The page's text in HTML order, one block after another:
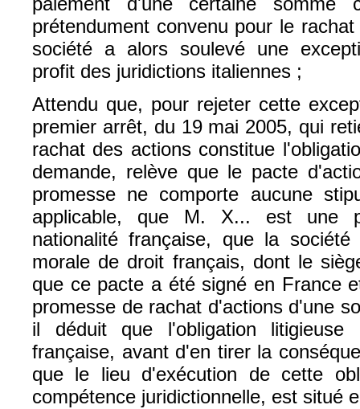
prétendument convenu pour le
société a alors soulevé une
profit des juridictions italiennes ;
Attendu que, pour rejeter cette
premier arrêt, du 19 mai 2005, qui
rachat des actions constitue
demande, relève que le pacte
promesse ne comporte aucune
applicable, que M. X... est une
nationalité française, que la
morale de droit français, dont le
que ce pacte a été signé en France
promesse de rachat d'actions d'une
il déduit que l'obligation
française, avant d'en tirer la
que le lieu d'exécution de cette
compétence juridictionnelle, est situé